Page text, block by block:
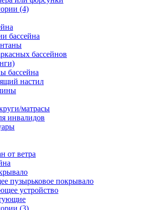
(4)
бассейна
бассейнов
бассейна
настил
матрасы
инвалидов
от ветра
пузырьковое покрывало
устройство
(3)